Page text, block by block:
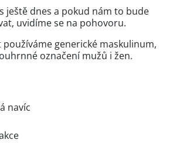
ještě dnes a pokud nám to bude
uvidíme se na pohovoru.
generické maskulinum,
označení mužů i žen.
navíc